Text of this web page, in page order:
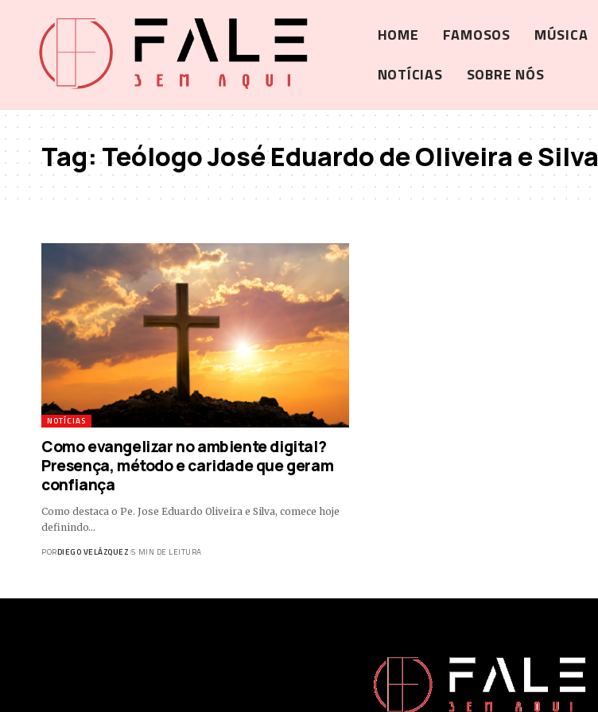
HOME FAMOSOS MÚSICA
NOTÍCIAS
SOBRE NÓS
Tag:Teólogo José Eduardo de Oliveira e Silva
NOTÍCIAS
Como evangelizar no ambiente digital?
Presença, método e caridade que geram
confiança
Como destaca o Pe. Jose Eduardo Oliveira e Silva, comece hoje
definindo…
PORDIEGO VELÁZQUEZ 5 MIN DE LEITURA